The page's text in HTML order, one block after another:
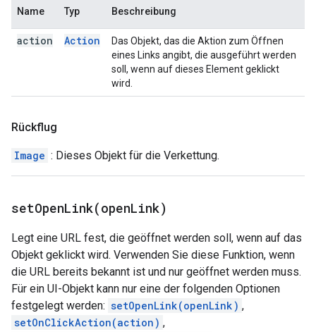
Name Typ Beschreibung
action Action
Das Objekt, das die Aktion zum Öffnen
eines Links angibt, die ausgeführt werden
soll, wenn auf dieses Element geklickt
wird.
Rückflug
Image : Dieses Objekt für die Verkettung.
setOpenLink(openLink)
Legt eine URL fest, die geöffnet werden soll, wenn auf das
Objekt geklickt wird. Verwenden Sie diese Funktion, wenn
die URL bereits bekannt ist und nur geöffnet werden muss.
Für ein UI-Objekt kann nur eine der folgenden Optionen
festgelegt werden: setOpenLink(openLink) ,
setOnClickAction(action) ,